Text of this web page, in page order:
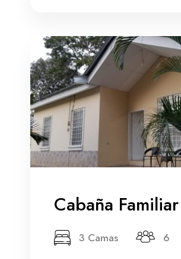
Cabaña Familiar
3 Camas 6